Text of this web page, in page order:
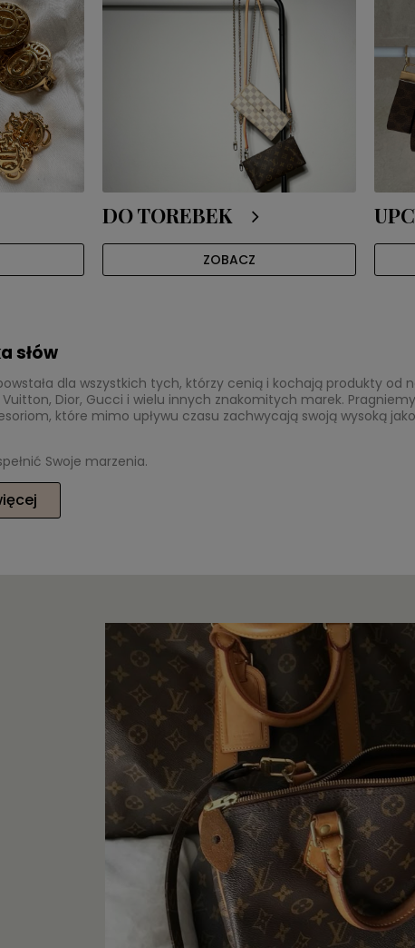
DO TOREBEK
ZOBACZ
słów
dla wszystkich tych, którzy cenią i kochają produkty od
Vuitton, Dior, Gucci i wielu innych znakomitych marek.
które mimo upływu czasu zachwycają swoją wysoką
Swoje marzenia.